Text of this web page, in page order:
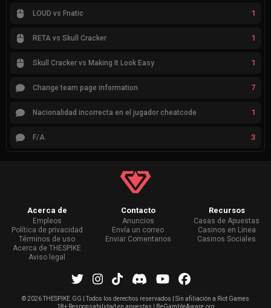
LOUD vs Fnatic 1
RETA vs Skull Cracker 1
Skull Cracker vs Making It Look Easy 1
Change team page information 7
Nacionalidad incorrecta en el jugador cheatcode 1
F/A 3
Acerca de
Empleos
Política de privacidad
Términos de uso
Acerca de THESPIKE
Aviso legal
Contacto
Anuncios
Envía un correo
Enviar Comentarios
Recursos
Casas de Apuestas
Casinos en Linea
Casinos Sociales
©2026 THESPIKE.GG | Todos los derechos reservados | Sin afiliación a Riot Games
18+ Responsabilidad en apuestas | BeGambleAware.org